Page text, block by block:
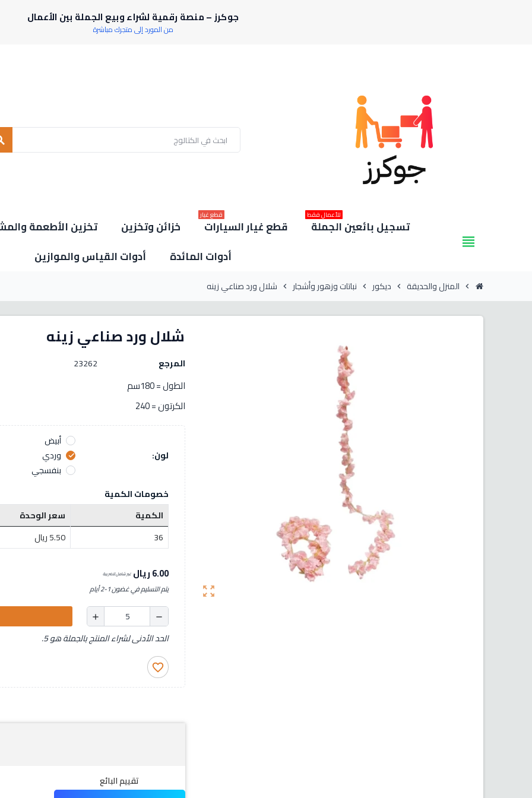
جوكرز – منصة رقمية لشراء وبيع الجملة بين الأعمال
من المورد إلى متجرك مباشرة
view_headline
تسجيل بائعين الجملة
للأعمال فقط
قطع غيار السيارات
قطع غيار
خزائن وتخزين تخزين الأطعمة
أدوات المائدة
أدوات القياس والموازين
chevron_right المنزل والحديقة chevron_right ديكور chevron_right نباتات وزهور وأشجار chevron_right شلال ورد صناعي زينه
zoom_out_map
شلال ورد صناعي زينه
المرجع 23262
الطول = 180سم
الكرتون = 240
لون:
أبيض
check
وردي
بنفسجي
خصومات الكمية
الكمية
سعر الوحدة
36
5.50 ريال
6.00 ريال غير شامل للضريبة
يتم التسليم في غضون 1-2 أيام
remove
add
الحد الأدنى لشراء المنتج بالجملة هو 5.
favorite_border
تقييم البائع